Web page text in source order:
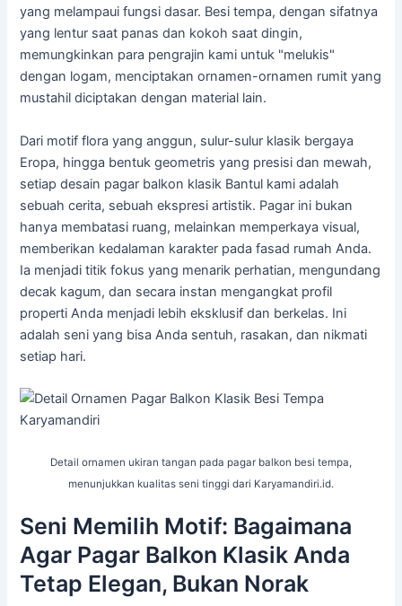
yang melampaui fungsi dasar. Besi tempa, dengan sifatnya
yang lentur saat panas dan kokoh saat dingin,
memungkinkan para pengrajin kami untuk "melukis"
dengan logam, menciptakan ornamen-ornamen rumit yang
mustahil diciptakan dengan material lain.
Dari motif flora yang anggun, sulur-sulur klasik bergaya
Eropa, hingga bentuk geometris yang presisi dan mewah,
setiap desain pagar balkon klasik Bantul kami adalah
sebuah cerita, sebuah ekspresi artistik. Pagar ini bukan
hanya membatasi ruang, melainkan memperkaya visual,
memberikan kedalaman karakter pada fasad rumah Anda.
Ia menjadi titik fokus yang menarik perhatian, mengundang
decak kagum, dan secara instan mengangkat profil
properti Anda menjadi lebih eksklusif dan berkelas. Ini
adalah seni yang bisa Anda sentuh, rasakan, dan nikmati
setiap hari.
Detail ornamen ukiran tangan pada pagar balkon besi tempa,
menunjukkan kualitas seni tinggi dari Karyamandiri.id.
Seni Memilih Motif: Bagaimana
Agar Pagar Balkon Klasik Anda
Tetap Elegan, Bukan Norak